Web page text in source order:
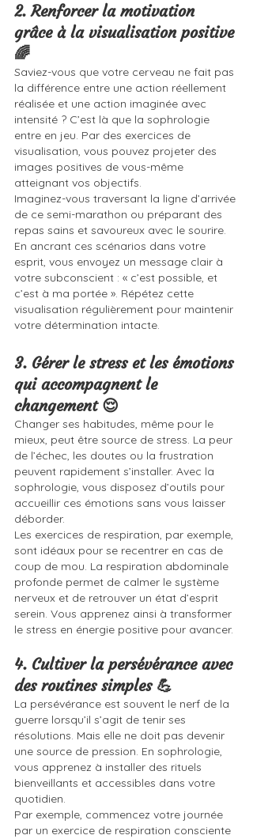
2. Renforcer la motivation
grâce à la visualisation positive
🌈
Saviez-vous que votre cerveau ne fait pas
la différence entre une action réellement
réalisée et une action imaginée avec
intensité ? C’est là que la sophrologie
entre en jeu. Par des exercices de
visualisation, vous pouvez projeter des
images positives de vous-même
atteignant vos objectifs.
Imaginez-vous traversant la ligne d’arrivée
de ce semi-marathon ou préparant des
repas sains et savoureux avec le sourire.
En ancrant ces scénarios dans votre
esprit, vous envoyez un message clair à
votre subconscient : « c’est possible, et
c’est à ma portée ». Répétez cette
visualisation régulièrement pour maintenir
votre détermination intacte.
3. Gérer le stress et les émotions
qui accompagnent le
changement 😌
Changer ses habitudes, même pour le
mieux, peut être source de stress. La peur
de l’échec, les doutes ou la frustration
peuvent rapidement s’installer. Avec la
sophrologie, vous disposez d’outils pour
accueillir ces émotions sans vous laisser
déborder.
Les exercices de respiration, par exemple,
sont idéaux pour se recentrer en cas de
coup de mou. La respiration abdominale
profonde permet de calmer le système
nerveux et de retrouver un état d’esprit
serein. Vous apprenez ainsi à transformer
le stress en énergie positive pour avancer.
4. Cultiver la persévérance avec
des routines simples 💪
La persévérance est souvent le nerf de la
guerre lorsqu’il s’agit de tenir ses
résolutions. Mais elle ne doit pas devenir
une source de pression. En sophrologie,
vous apprenez à installer des rituels
bienveillants et accessibles dans votre
quotidien.
Par exemple, commencez votre journée
par un exercice de respiration consciente